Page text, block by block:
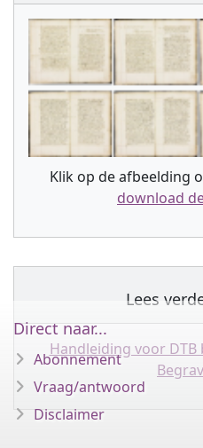
Klik op de afbeelding
download
Lees
Handleiding voor DTB
Direct naar...
Abonnement
Vraag/antwoord
Disclaimer